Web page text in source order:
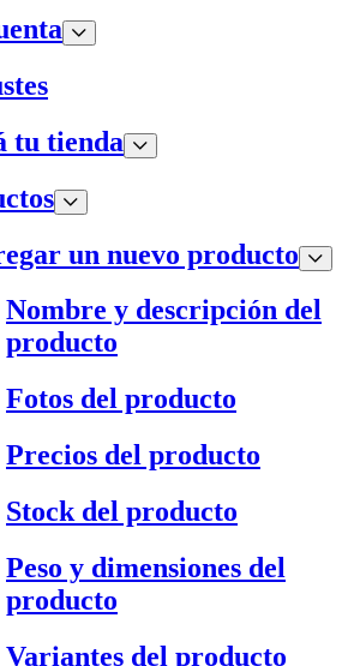
tu tienda
un nuevo producto
Nombre y descripción del
producto
Fotos del producto
Precios del producto
Stock del producto
Peso y dimensiones del
producto
Variantes del producto